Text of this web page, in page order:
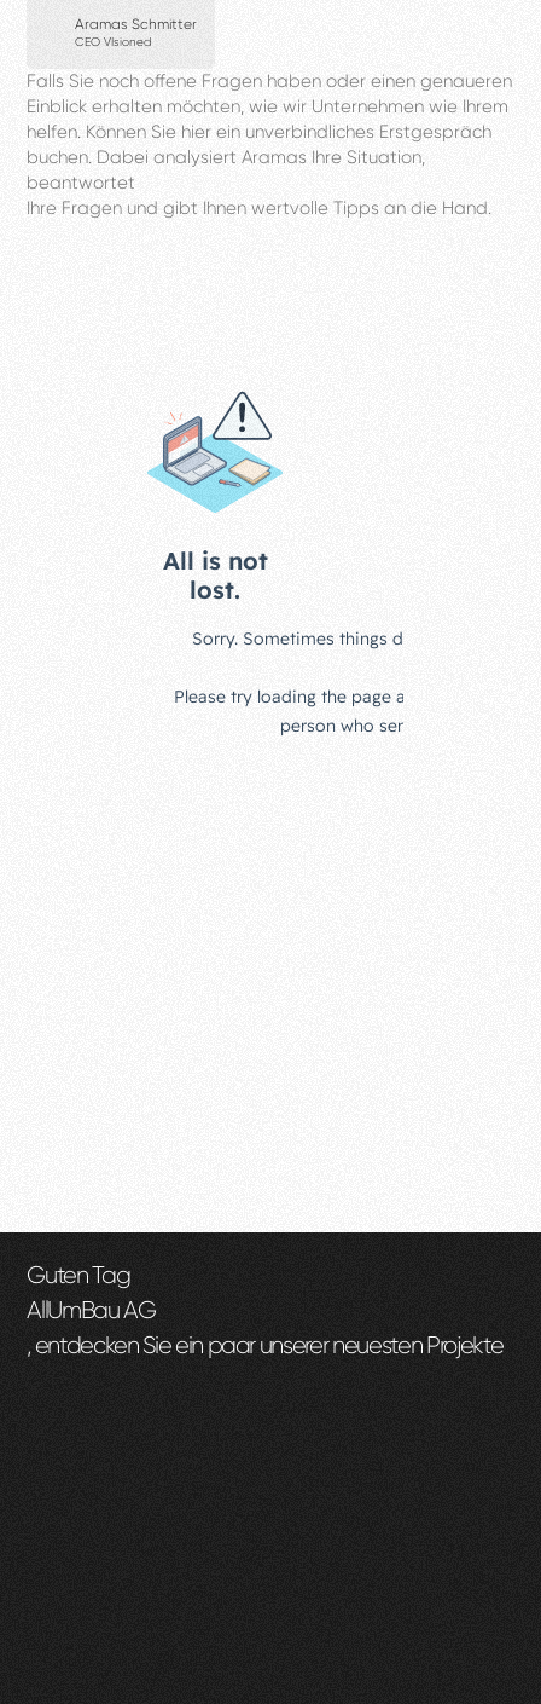
Aramas Schmitter
CEO VIsioned
Falls Sie noch offene Fragen haben oder einen genaueren
Einblick erhalten möchten, wie wir Unternehmen wie Ihrem
helfen. Können Sie hier ein unverbindliches Erstgespräch
buchen. Dabei analysiert Aramas Ihre Situation,
beantwortet
Ihre Fragen und gibt Ihnen wertvolle Tipps an die Hand.
Guten Tag
AllUmBau AG
, entdecken Sie ein paar unserer neuesten Projekte